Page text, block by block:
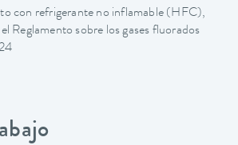
con refrigerante no inflamable (HFC),
Reglamento sobre los gases fluorados